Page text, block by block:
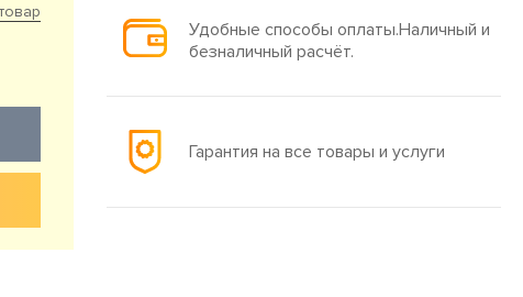
Удобные способы оплаты.Наличный и
безналичный расчёт.
Гарантия на все товары и услуги